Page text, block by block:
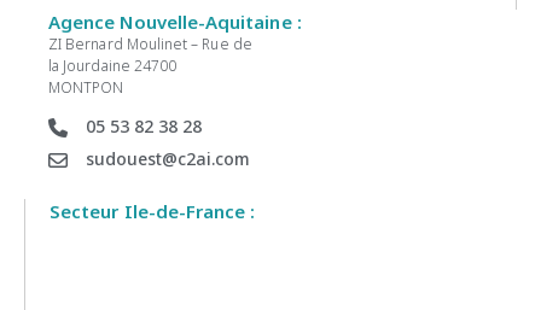
Agence Nouvelle-Aquitaine :
ZI Bernard Moulinet – Rue de
la Jourdaine 24700
MONTPON
05 53 82 38 28
sudouest@c2ai.com
Secteur Ile-de-France :